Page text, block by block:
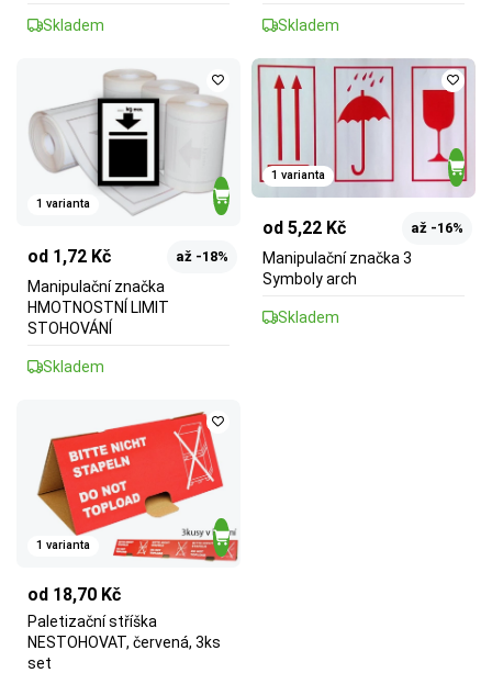
Skladem Skladem
1 varianta
od 1,72 Kč až -18%
Manipulační značka
HMOTNOSTNÍ LIMIT
STOHOVÁNÍ
Skladem
1 varianta
od 5,22 Kč až -16%
Manipulační značka 3
Symboly arch
Skladem
1 varianta
od 18,70 Kč
Paletizační stříška
NESTOHOVAT, červená, 3ks
set